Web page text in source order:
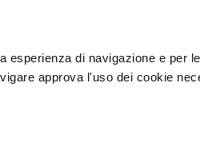
esperienza di navigazione e per
approva l'uso dei cookie